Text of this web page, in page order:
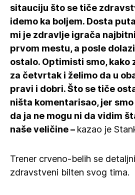
sitauciju što se tiče
idemo ka boljem. Dosta
mi je zdravlje igrača
prvom mestu, a posle
ostalo. Optimisti smo, kako
za četvrtak i želimo da u
pravi i dobri. Što se tiče
ništa komentarisao, jer
da ja ne mogu ni da vidim
naše veličine – kazao je
Trener crveno-belih se
zdravstveni bilten svog tima.